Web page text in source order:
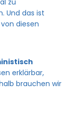
zu
Und das ist
diesen
erklärbar,
brauchen wir